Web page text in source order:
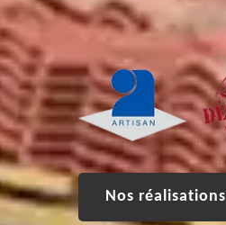
Nos réalisations